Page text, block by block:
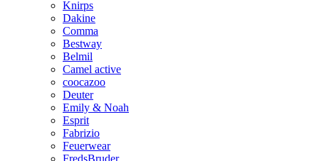
Knirps
Dakine
Comma
Bestway
Belmil
Camel active
coocazoo
Deuter
Emily & Noah
Esprit
Fabrizio
Feuerwear
FredsBruder